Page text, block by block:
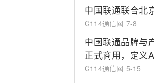
中国联通联合北
C114通信网 7-8
中国联通品牌与
正式商用，定义
C114通信网 5-15